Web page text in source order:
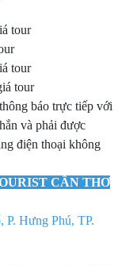
tour
tour
tour
báo trực tiếp với
và phải được
điện thoại không
CẦN THƠ
Hưng Phú, TP.